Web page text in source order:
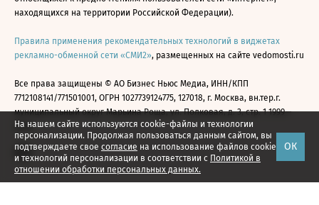
На нашем сайте используются cookie-файлы и технологии
персонализации. Продолжая пользоваться данным сайтом, вы
подтверждаете свое согласие на использование файлов cookie
и технологий персонализации в соответствии с Политикой в
отношении обработки персональных данных.
ОК
находящихся на территории Российской Федерации).
Правила применения рекомендательных технологий в виджетах
рекламно-обменной сети «СМИ2», размещенных на сайте vedomosti.ru
Все права защищены © АО Бизнес Ньюс Медиа, ИНН/КПП
7712108141/771501001, ОГРН 1027739124775, 127018, г. Москва, вн.тер.г.
муниципальный округ Марьина Роща, ул. Полковая, д. 3, стр. 1 1999—
2026